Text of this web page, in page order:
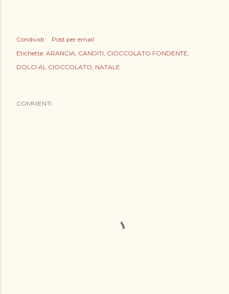
Condividi
Post per email
Etichette: ARANCIA CANDITI CIOCCOLATO FONDENTE
DOLCI AL CIOCCOLATO NATALE
COMMENTI